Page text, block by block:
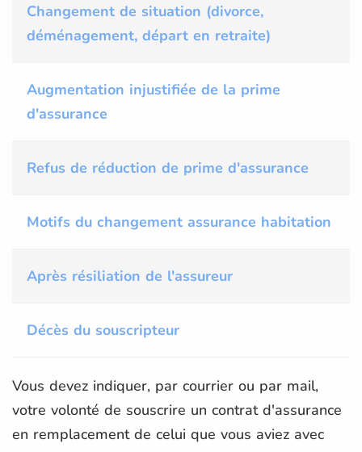
Changement de situation (divorce,
déménagement, départ en retraite)
Augmentation injustifiée de la prime
d'assurance
Refus de réduction de prime d'assurance
Motifs du changement assurance habitation
Après résiliation de l'assureur
Décès du souscripteur
Vous devez indiquer, par courrier ou par mail,
votre volonté de souscrire un contrat d'assurance
en remplacement de celui que vous aviez avec